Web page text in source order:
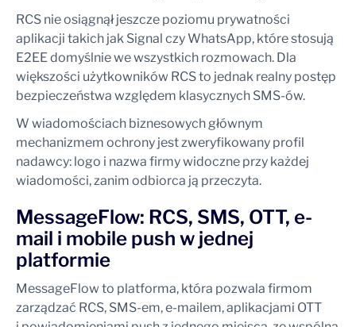
RCS nie osiągnął jeszcze poziomu prywatności
aplikacji takich jak Signal czy WhatsApp, które stosują
E2EE domyślnie we wszystkich rozmowach. Dla
większości użytkowników RCS to jednak realny postęp
bezpieczeństwa względem klasycznych SMS-ów.
W wiadomościach biznesowych głównym
mechanizmem ochrony jest zweryfikowany profil
nadawcy: logo i nazwa firmy widoczne przy każdej
wiadomości, zanim odbiorca ją przeczyta.
MessageFlow: RCS, SMS, OTT, e-
mail i mobile push w jednej
platformie
MessageFlow to platforma, która pozwala firmom
zarządzać RCS, SMS-em, e-mailem, aplikacjami OTT